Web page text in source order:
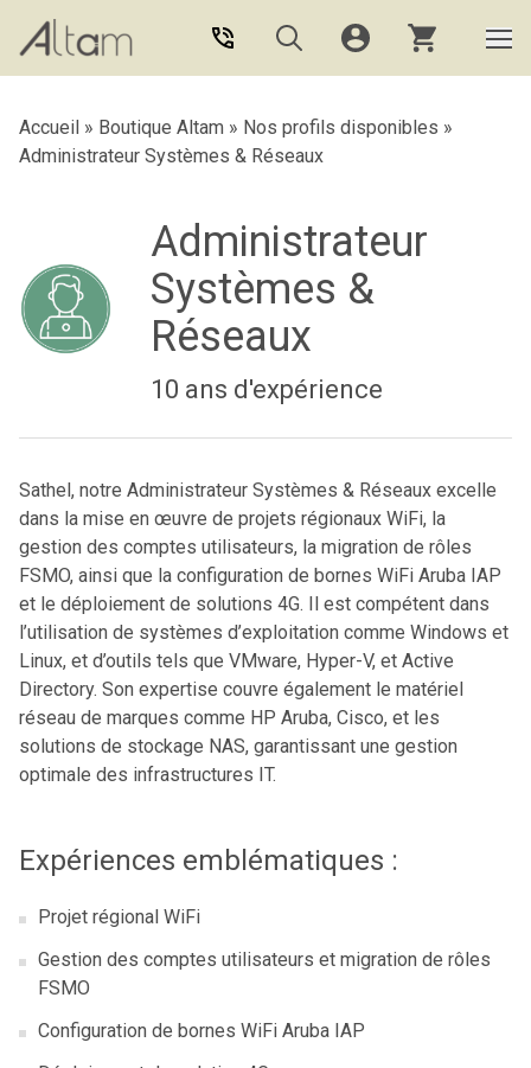
Aller au contenu principal
Accueil » Boutique Altam » Nos profils disponibles »
Administrateur Systèmes & Réseaux
Administrateur
Systèmes &
Réseaux
10 ans d'expérience
Sathel, notre Administrateur Systèmes & Réseaux excelle
dans la mise en œuvre de projets régionaux WiFi, la
gestion des comptes utilisateurs, la migration de rôles
FSMO, ainsi que la configuration de bornes WiFi Aruba IAP
et le déploiement de solutions 4G. Il est compétent dans
l’utilisation de systèmes d’exploitation comme Windows et
Linux, et d’outils tels que VMware, Hyper-V, et Active
Directory. Son expertise couvre également le matériel
réseau de marques comme HP Aruba, Cisco, et les
solutions de stockage NAS, garantissant une gestion
optimale des infrastructures IT.
Expériences emblématiques :
Projet régional WiFi
Gestion des comptes utilisateurs et migration de rôles
FSMO
Configuration de bornes WiFi Aruba IAP